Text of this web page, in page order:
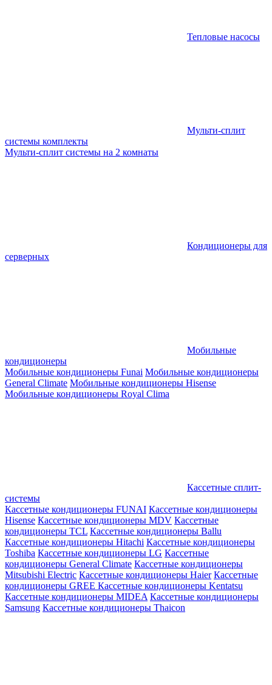
Тепловые насосы
Мульти-сплит
системы комплекты
Мульти-сплит системы на 2 комнаты
Кондиционеры для
серверных
Мобильные
кондиционеры
Мобильные кондиционеры Funai Мобильные кондиционеры
General Climate Мобильные кондиционеры Hisense
Мобильные кондиционеры Royal Clima
Кассетные сплит-
системы
Кассетные кондиционеры FUNAI Кассетные кондиционеры
Hisense Кассетные кондиционеры MDV Кассетные
кондиционеры TCL Кассетные кондиционеры Ballu
Кассетные кондиционеры Hitachi Кассетные кондиционеры
Toshiba Кассетные кондиционеры LG Кассетные
кондиционеры General Climate Кассетные кондиционеры
Mitsubishi Electric Кассетные кондиционеры Haier Кассетные
кондиционеры GREE Кассетные кондиционеры Kentatsu
Кассетные кондиционеры MIDEA Кассетные кондиционеры
Samsung Кассетные кондиционеры Thaicon